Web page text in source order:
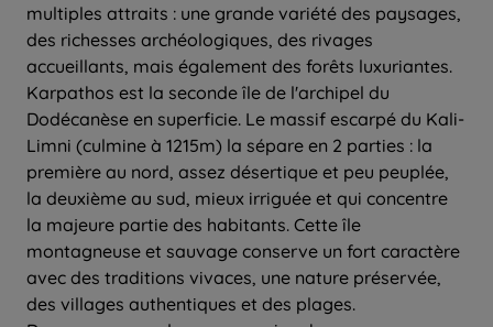
multiples attraits : une grande variété des paysages,
des richesses archéologiques, des rivages
accueillants, mais également des forêts luxuriantes.
Karpathos est la seconde île de l'archipel du
Dodécanèse en superficie. Le massif escarpé du Kali-
Limni (culmine à 1215m) la sépare en 2 parties : la
première au nord, assez désertique et peu peuplée,
la deuxième au sud, mieux irriguée et qui concentre
la majeure partie des habitants. Cette île
montagneuse et sauvage conserve un fort caractère
avec des traditions vivaces, une nature préservée,
des villages authentiques et des plages.